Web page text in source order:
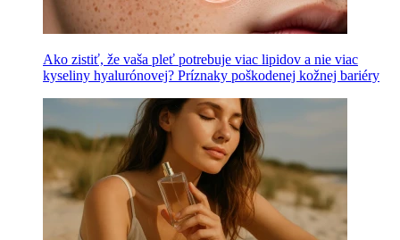
Ako zistiť, že vaša pleť potrebuje viac lipidov a nie viac
kyseliny hyalurónovej? Príznaky poškodenej kožnej bariéry